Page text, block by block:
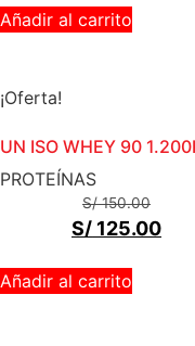
Añadir al carrito
¡Oferta!
UN ISO WHEY 90
PROTEÍNAS
S/150.00
S/ 125.00
Añadir al carrito